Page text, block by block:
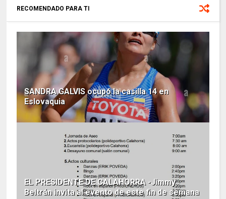
RECOMENDADO PARA TI
SANDRA GALVIS ocupó la casilla 14 en
Eslovaquia
EL PRESIDENTE DE CALAHORRA -Jimmy
Beltrán invita al evento de este fin de semana